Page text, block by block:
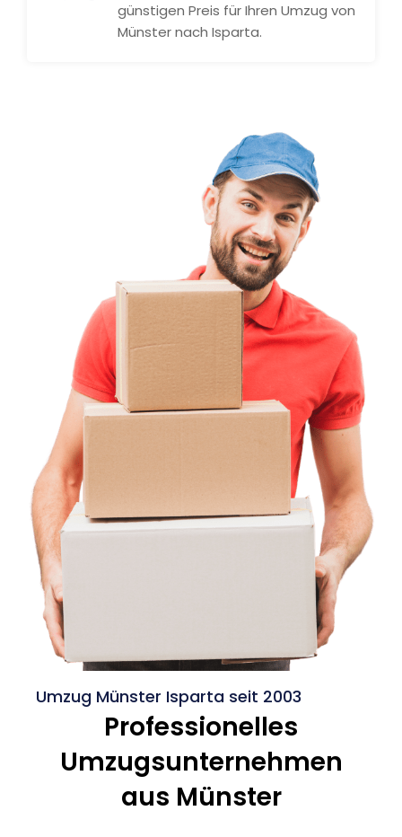
günstigen Preis für Ihren Umzug von
Münster nach Isparta.
Umzug Münster Isparta seit 2003
Professionelles
Umzugsunternehmen
aus Münster